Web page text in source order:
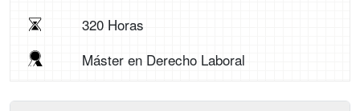
320 Horas
Máster en Derecho Laboral